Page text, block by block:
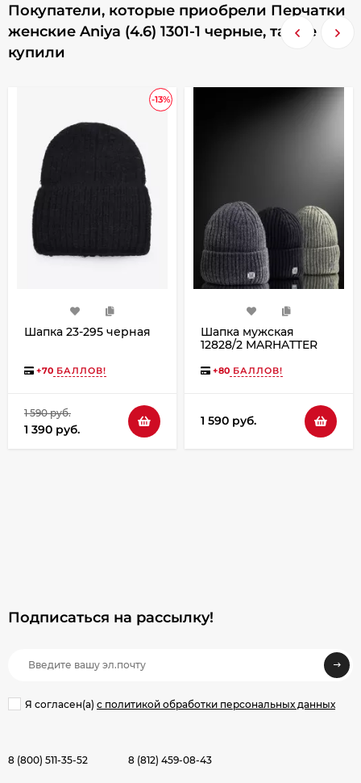
Покупатели, которые приобрели Перчатки
женские Aniya (4.6) 1301-1 черные, также
купили
-13%
Шапка 23-295 черная
+70 БАЛЛОВ!
1 590 руб.
1 390 руб.
Шапка мужская
12828/2 MARHATTER
+80 БАЛЛОВ!
1 590 руб.
Подписаться на рассылкy!
Я согласен(a) с политикой обработки персональных данных
8 (800) 511-35-52 8 (812) 459-08-43